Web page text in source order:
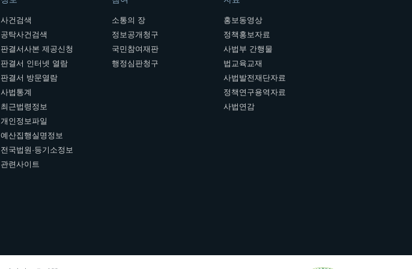
사건검색
공탁사건검색
판결서사본 제공신청
판결서 인터넷 열람
판결서 방문열람
사법통계
최근법령정보
개인정보파일
예산집행실명정보
전국법원·등기소정보
관련사이트
소통의 장
정보공개청구
국민참여재판
행정심판청구
홍보동영상
정책홍보자료
사법부 간행물
법교육교재
사법발전재단자료
정책연구용역자료
사법연감